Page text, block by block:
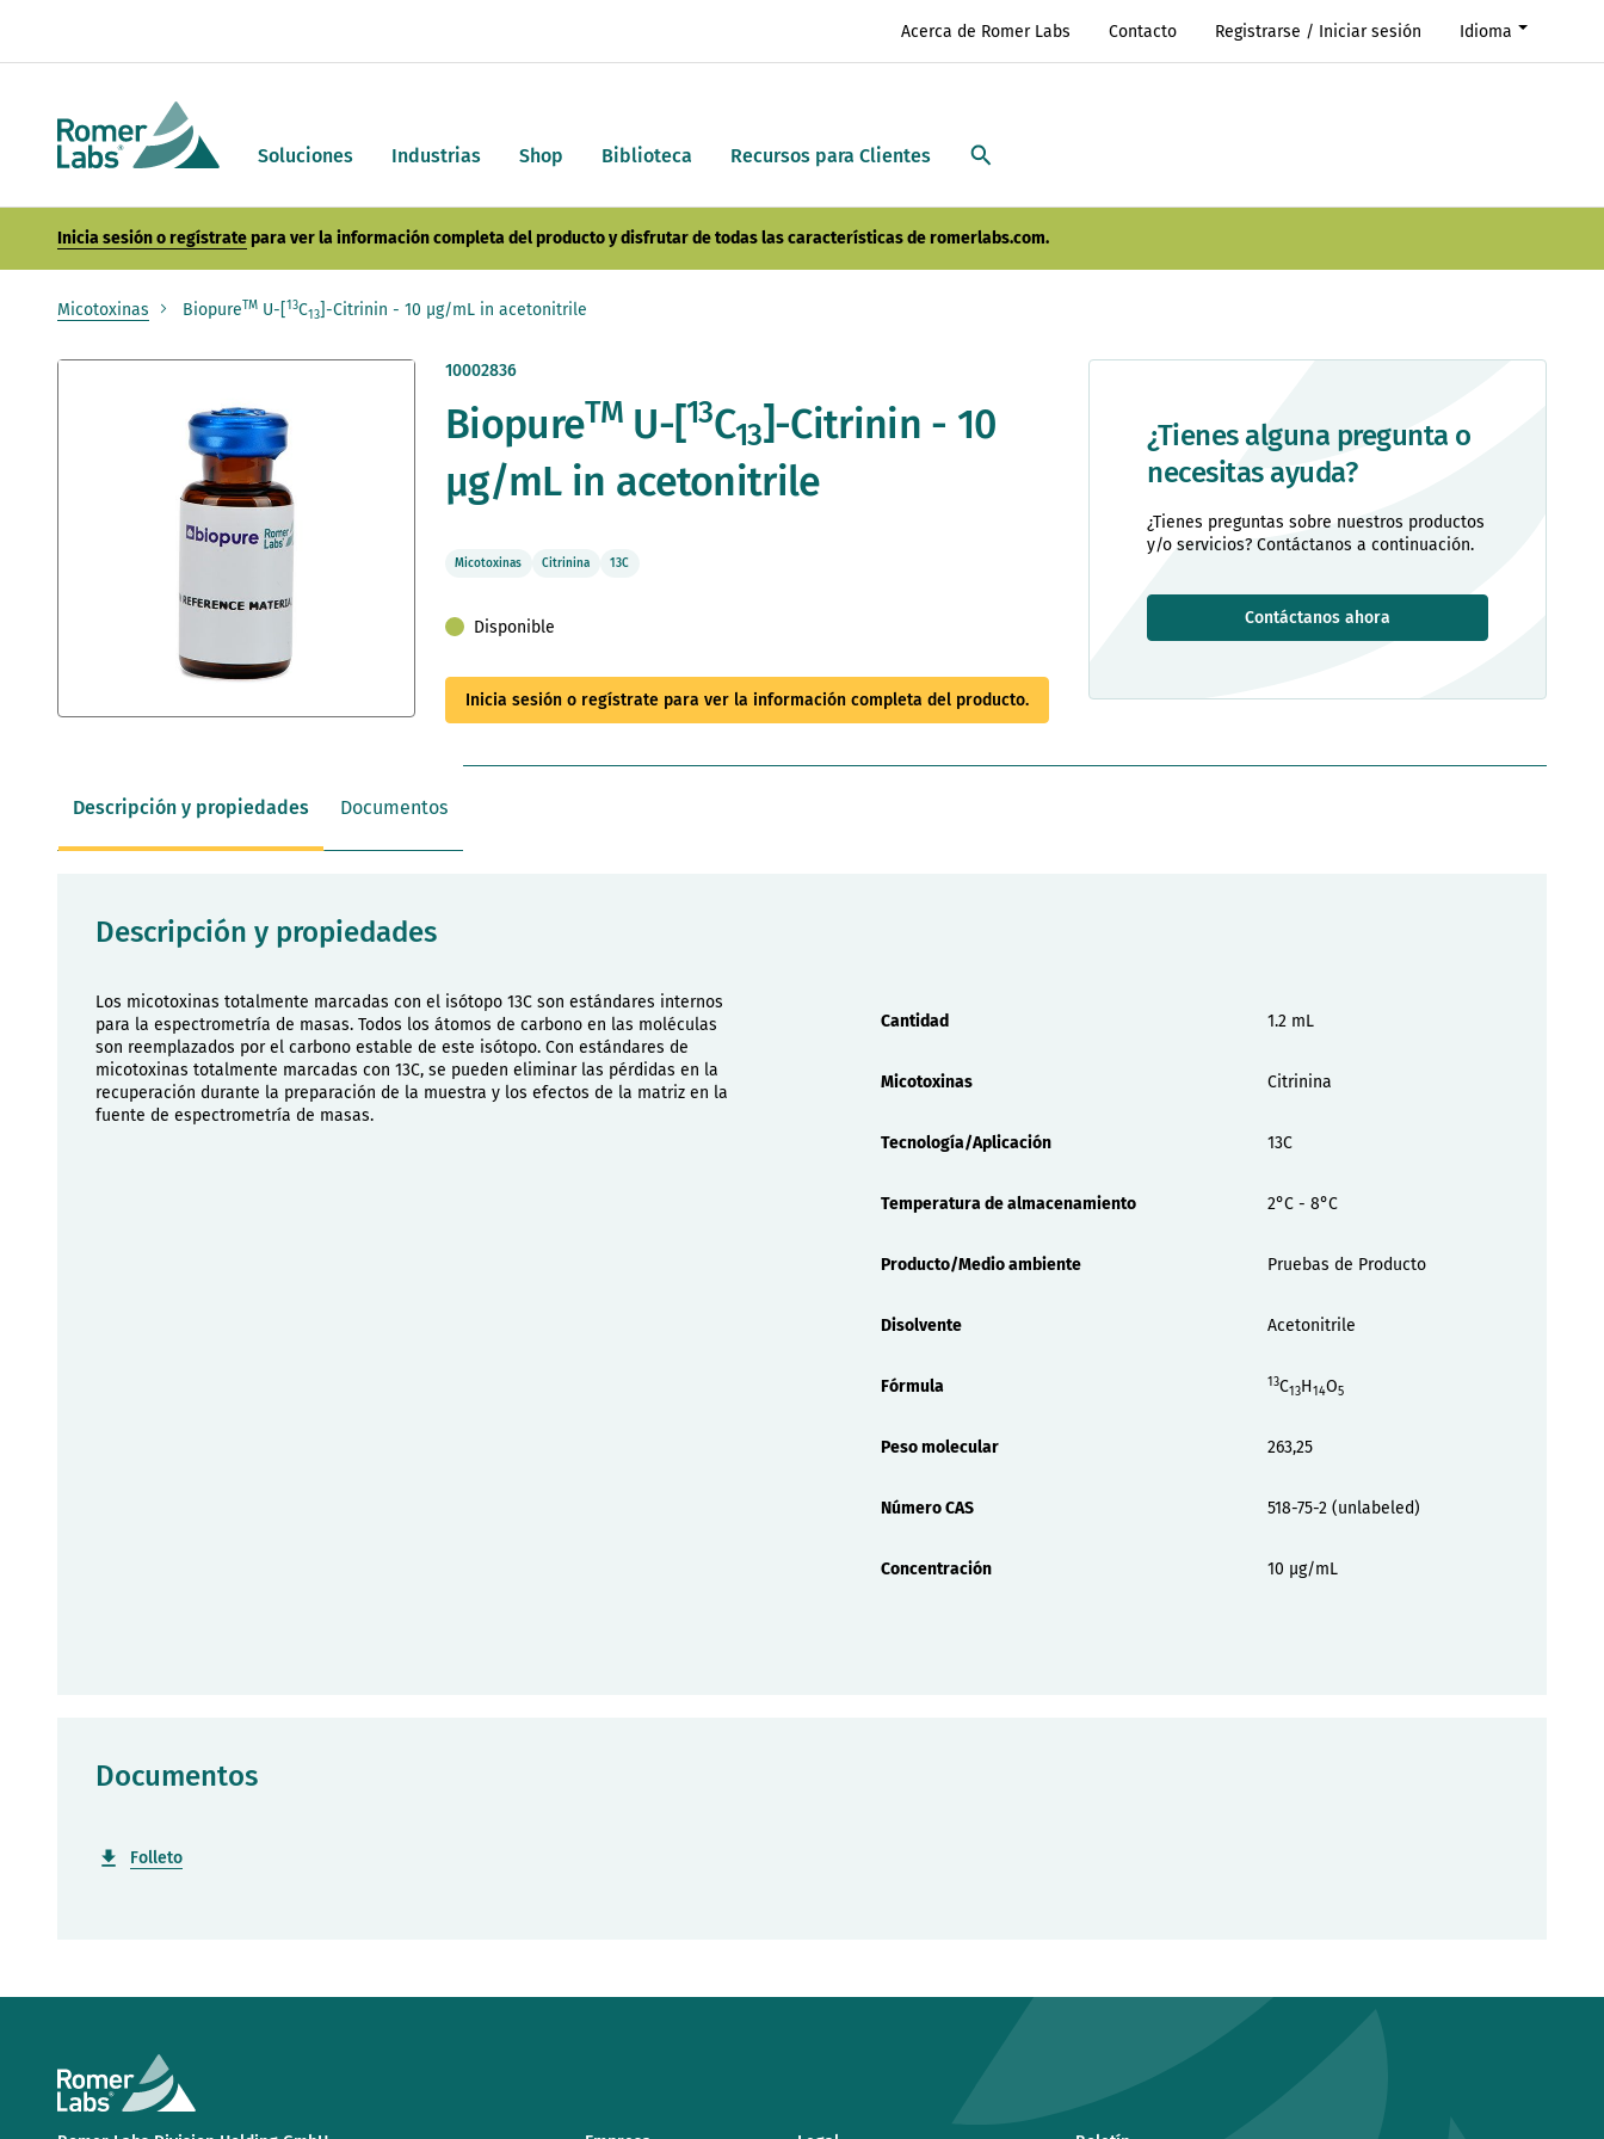
Soluciones Industrias Shop Biblioteca Recursos para Clientes
Acerca de Romer Labs Contacto Registrarse / Iniciar sesión Idioma
Inicia sesión o regístratepara ver la información completa del producto y disfrutar de todas las características de romerlabs.com.
Micotoxinas BiopureTM U-[13C13]-Citrinin - 10 µg/mL in acetonitrile
Saltar
10002836
BiopureTMU-[13C13]-Citrinin - 10
µg/mL in acetonitrile
Micotoxinas Citrinina 13C
Disponible
Inicia sesión o regístrate para ver la información completa del producto.
¿Tienes alguna pregunta o
necesitas ayuda?
¿Tienes preguntas sobre nuestros productos
y/o servicios? Contáctanos a continuación.
Contáctanos ahora
Descripción y propiedades Documentos
Descripción y propiedades
Los micotoxinas totalmente marcadas con el isótopo 13C son estándares internos
para la espectrometría de masas. Todos los átomos de carbono en las moléculas
son reemplazados por el carbono estable de este isótopo. Con estándares de
micotoxinas totalmente marcadas con 13C, se pueden eliminar las pérdidas en la
recuperación durante la preparación de la muestra y los efectos de la matriz en la
fuente de espectrometría de masas.
Cantidad
1.2 mL
Micotoxinas Citrinina
Tecnología/Aplicación 13C
Temperatura de almacenamiento 2°C - 8°C
Producto/Medio ambiente Pruebas de Producto
Disolvente Acetonitrile
Fórmula 13C13H14O5
Peso molecular 263,25
Número CAS 518-75-2 (unlabeled)
Concentración 10 µg/mL
Documentos
Folleto